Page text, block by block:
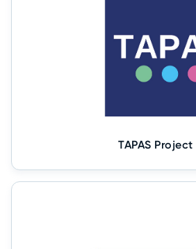
TAPAS Project